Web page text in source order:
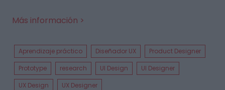
Más información >
Aprendizaje práctico Diseñador UX
Product Designer
Prototype
research UI Design
UI Designer
UX Design
UX Designer